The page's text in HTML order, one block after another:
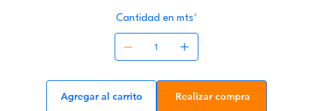
Cantidad en mts²
Agregar al carrito Realizar compra